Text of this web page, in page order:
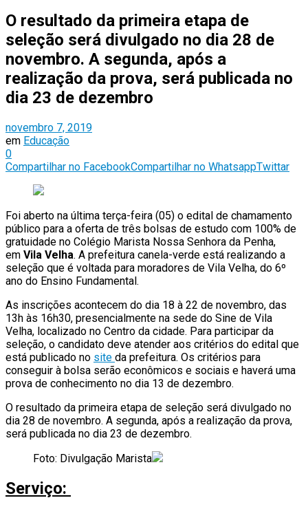
O resultado da primeira etapa de
seleção será divulgado no dia 28 de
novembro. A segunda, após a
realização da prova, será publicada no
dia 23 de dezembro
novembro 7, 2019
em Educação
0
Compartilhar no FacebookCompartilhar no WhatsappTwittar
Foi aberto na última terça-feira (05) o edital de chamamento
público para a oferta de três bolsas de estudo com 100% de
gratuidade no Colégio Marista Nossa Senhora da Penha,
em Vila Velha. A prefeitura canela-verde está realizando a
seleção que é voltada para moradores de Vila Velha, do 6º
ano do Ensino Fundamental.
As inscrições acontecem do dia 18 à 22 de novembro, das
13h às 16h30, presencialmente na sede do Sine de Vila
Velha, localizado no Centro da cidade. Para participar da
seleção, o candidato deve atender aos critérios do edital que
está publicado no site da prefeitura. Os critérios para
conseguir à bolsa serão econômicos e sociais e haverá uma
prova de conhecimento no dia 13 de dezembro.
O resultado da primeira etapa de seleção será divulgado no
dia 28 de novembro. A segunda, após a realização da prova,
será publicada no dia 23 de dezembro.
Foto: Divulgação Marista
Serviço: